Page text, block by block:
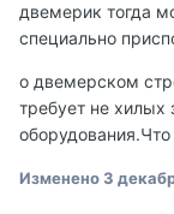
двемерик тогда
специально
о двемерском
требует не хилых
Изменено3